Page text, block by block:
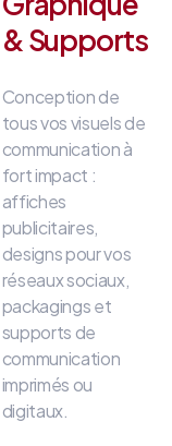
& Supports
Conception de
tous vos visuels de
communication à
fort impact :
affiches
publicitaires,
designs pour vos
réseaux sociaux,
packagings et
supports de
communication
imprimés ou
digitaux.